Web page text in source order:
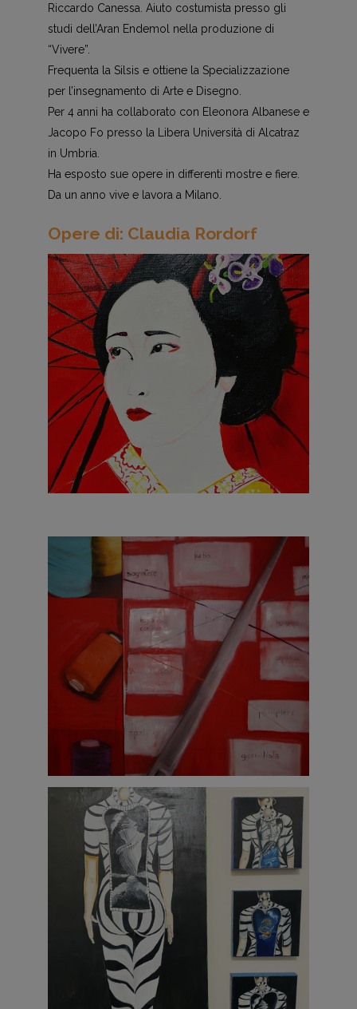
Riccardo Canessa. Aiuto costumista presso gli
studi dell’Aran Endemol nella produzione di
“Vivere”.
Frequenta la Silsis e ottiene la Specializzazione
per l’insegnamento di Arte e Disegno.
Per 4 anni ha collaborato con Eleonora Albanese e
Jacopo Fo presso la Libera Università di Alcatraz
in Umbria.
Ha esposto sue opere in differenti mostre e fiere.
Da un anno vive e lavora a Milano.
Opere di: Claudia Rordorf